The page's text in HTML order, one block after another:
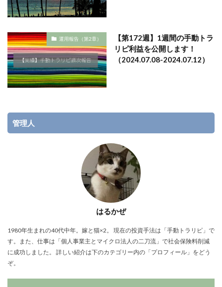
運用報告（第2章）
【第172週】1週間の手動トラ
リピ利益を公開します！
（2024.07.08-2024.07.12）
管理人
はるかぜ
1980年生まれの40代中年。嫁と猫×2。 現在の投資手法は「手動トラリピ」で
す。また、仕事は「個人事業主とマイクロ法人の二刀流」で社会保険料削減
に成功しました。 詳しい紹介は下のカテゴリー内の「プロフィール」をどう
ぞ。